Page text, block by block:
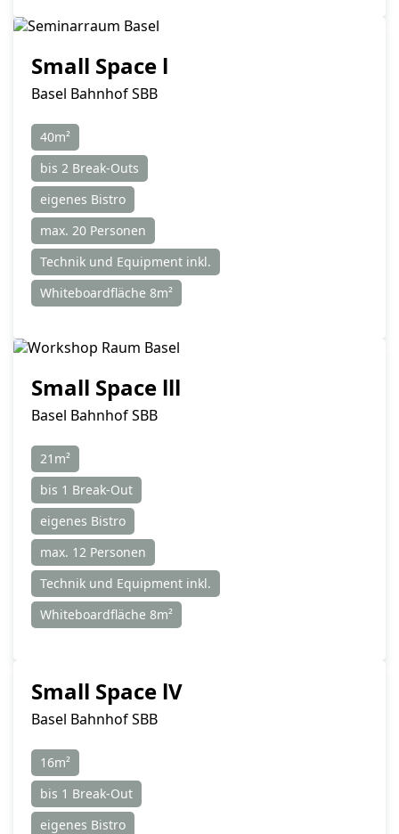
Small Space l
Basel Bahnhof SBB
40m²
bis 2 Break-Outs
eigenes Bistro
max. 20 Personen
Technik und Equipment inkl.
Whiteboardfläche 8m²
Small Space lll
Basel Bahnhof SBB
21m²
bis 1 Break-Out
eigenes Bistro
max. 12 Personen
Technik und Equipment inkl.
Whiteboardfläche 8m²
Small Space lV
Basel Bahnhof SBB
16m²
bis 1 Break-Out
eigenes Bistro